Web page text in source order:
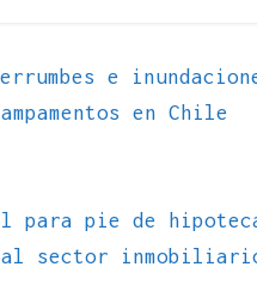
e
en Chile
para pie de
sector